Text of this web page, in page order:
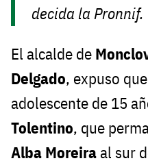
decida la Pronnif.
El alcalde de
Delgado, expuso
adolescente de 15
Tolentino, que
Alba Moreira al sur